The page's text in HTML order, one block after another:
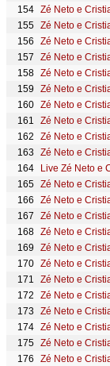
Zé Neto e
Zé Neto e
Zé Neto e
Live Zé Neto e
Zé Neto e
Zé Neto e
Zé Neto e
Zé Neto e